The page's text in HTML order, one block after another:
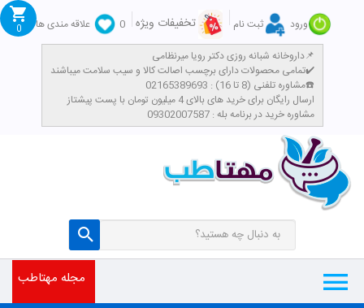
ورود ثبت نام تخفیفات ویژه 0
علاقه مندی ها
داروخانه شبانه روزی دکتر رویا میرنظامی📌
تمامی محصولات دارای برچسب اصالت کالا و سیب سلامت میباشند✔️
مشاوره تلفنی (8 تا 16) : 02165389693☎️
​ارسال رایگان برای خرید های بالای 4 میلیون تومان با پست پیشتاز
مشاوره خرید در برنامه بله : 09302007587
0
مجله مهتاطب